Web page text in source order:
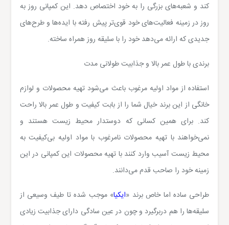
کند و شعبه‌های بزرگی را به خود اختصاص دهد. این کمپانی روز به
روز در زمینه فعالیت‌های خود قوی‌تر پیش رفته با ایده‌ها و طرح‌های
جدیدی که ارائه می‌دهد خود را با سلیقه روز همراه ساخته.
برندی با طول عمر بالا و جذابیت طولانی مدت
استفاده از مواد اولیه مرغوب باعث می‌شود تهیه محصولات و لوازم
خانگی از این برند خیال شما را از بابت کیفیت و طول عمر بالا راحت
کند. برای همین کسانی که دوستدار محیط زیست هستند و
نمی‌خواهند با تهیه محصولات نامرغوب با مواد اولیه بی‌کیفیت به
محیط زیست آسیب وارد کنند با تهیه محصولات این کمپانی در این
زمینه خود را صاحب قدم می‌دانند.
طراحی ساده اما خاص برند «ایکیا» موجب شده تا طیف وسیعی از
سلیقه‌ها را هم دربرگیرد و چون در عین سادگی دارای جذابیت زیادی